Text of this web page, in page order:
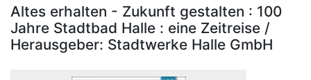
Statistiken
Altes erhalten - Zukunft gestalten : 100
Jahre Stadtbad Halle : eine Zeitreise /
Herausgeber: Stadtwerke Halle GmbH